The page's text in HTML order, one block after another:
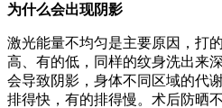
为什么会出现阴影
激光能量不均匀是主要原因，打
高、有的低，同样的纹身洗出来
会导致阴影，身体不同区域的代
排得快，有的排得慢。术后防晒